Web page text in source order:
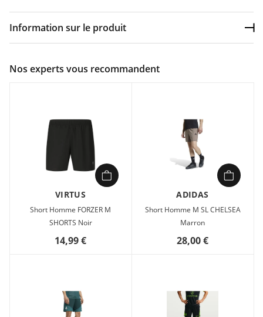
Information sur le produit
Nos experts vous recommandent
VIRTUS
Short Homme FORZER M
SHORTS Noir
14,99 €
ADIDAS
Short Homme M SL CHELSEA
Marron
28,00 €